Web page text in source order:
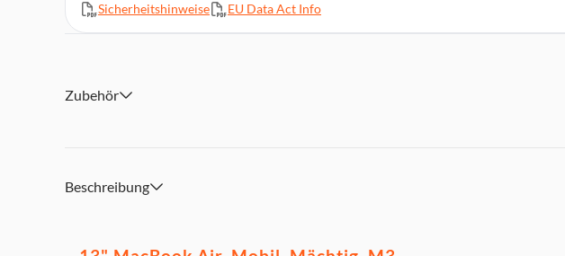
kannst du dein Netzteil zu Hause lassen.
Ein brillantes Display - Das 13,6" Liquid Retina Display unterstützt eine Milliarde
Kopfhöreranschluss, WLAN 6E, Bluetooth 5.3 und einen MagSafe Ladeanschluss
Superschnelle Apps dank Apple Chips - Alle deine wichtigsten Apps, von Microsoft 365
bis Adobe Creative Cloud, laufen auf macOS blitzschnell.
Sicherheitshinweise EU Data Act Info
Zubehör
Beschreibung